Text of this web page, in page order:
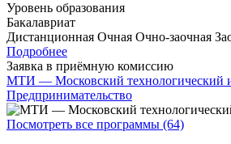
Уровень образования
Бакалавриат
Дистанционная Очная Очно-заочная
Подробнее
Заявка в приёмную комиссию
МТИ — Московский технологический
Предпринимательство
Посмотреть все программы (64)